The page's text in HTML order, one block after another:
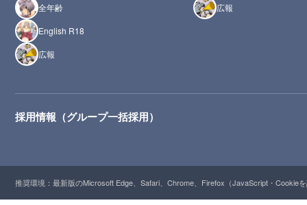
全年齢
English R18
広報
広報
採用情報（グループ一括採用）
推奨環境：最新版のMicrosoft Edge、Safari、Chrome、Firefox（JavaScript・Cookie